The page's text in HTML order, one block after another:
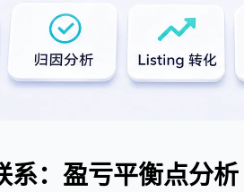
系：盈亏平衡点分析